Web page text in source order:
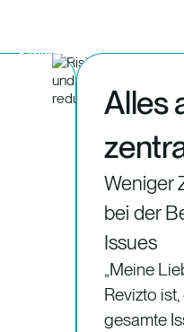
Alles
Weniger
bei der
Issues
„Meine
Revizto
gesamte